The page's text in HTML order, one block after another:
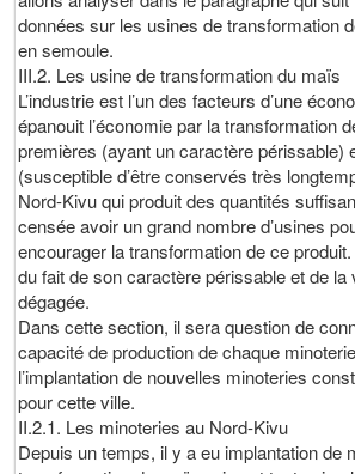
données sur les usines de transformation
en semoule.
III.2. Les usine de transformation du maïs
L’industrie est l’un des facteurs d’une
épanouit l’économie par la transformation
premières (ayant un caractère périssable)
(susceptible d’être conservés très
Nord-Kivu qui produit des quantités
censée avoir un grand nombre d’usines
encourager la transformation de ce
du fait de son caractère périssable et de la
dégagée.
Dans cette section, il sera question de
capacité de production de chaque
l’implantation de nouvelles minoteries
pour cette ville.
II.2.1. Les minoteries au Nord-Kivu
Depuis un temps, il y a eu implantation de